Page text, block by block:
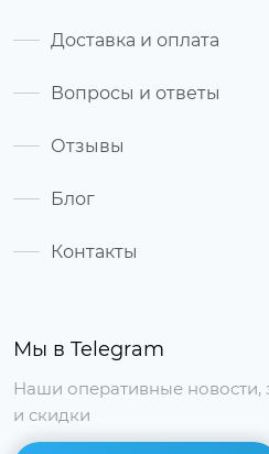
Мы в Telegram
Наши оперативные новости,
и скидки
Доставка и оплата
Вопросы и ответы
Отзывы
Блог
Контакты